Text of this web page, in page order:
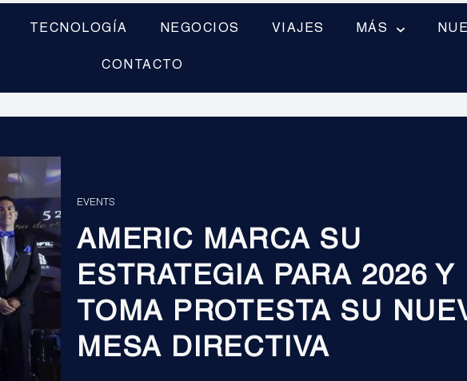
TECNOLOGÍA NEGOCIOS VIAJES MÁS
CONTACTO
EVENTS
AMERIC MARCA SU
ESTRATEGIA PARA 2026 Y
TOMA PROTESTA SU
MESA DIRECTIVA